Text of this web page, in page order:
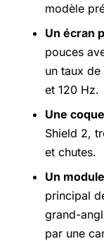
modèle
Un écran
pouces
un taux
et 120 Hz.
Une
Shield 2,
et chutes.
Un
principal
grand-
par une